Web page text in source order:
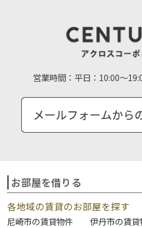
営業時間： 平日：10:00～
お部屋を借りる
各地域の賃貸のお部屋を探す
尼崎市の賃貸物件 伊丹市の賃貸